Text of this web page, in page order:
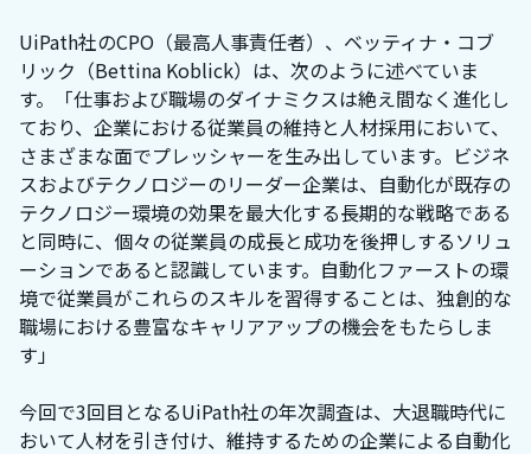
UiPath社のCPO（最高人事責任者）、ベッティナ・コブ
リック（Bettina Koblick）は、次のように述べていま
す。「仕事および職場のダイナミクスは絶え間なく進化し
ており、企業における従業員の維持と人材採用において、
さまざまな面でプレッシャーを生み出しています。ビジネ
スおよびテクノロジーのリーダー企業は、自動化が既存の
テクノロジー環境の効果を最大化する長期的な戦略である
と同時に、個々の従業員の成長と成功を後押しするソリュ
ーションであると認識しています。自動化ファーストの環
境で従業員がこれらのスキルを習得することは、独創的な
職場における豊富なキャリアアップの機会をもたらしま
す」
今回で3回目となるUiPath社の年次調査は、大退職時代に
おいて人材を引き付け、維持するための企業による自動化